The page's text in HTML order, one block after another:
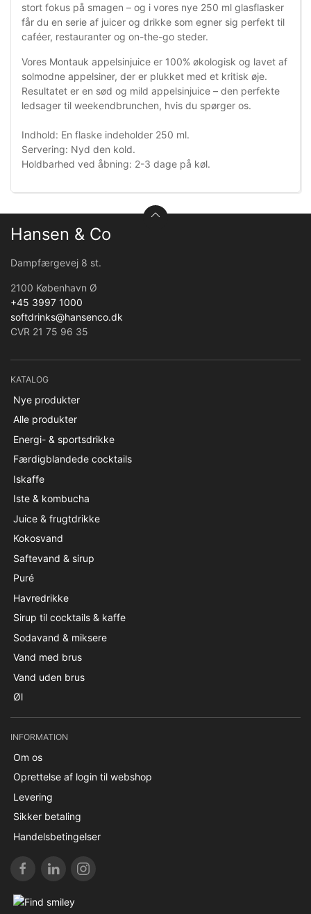
stort fokus på smagen – og i vores nye 250 ml glasflasker
får du en serie af juicer og drikke som egner sig perfekt til
caféer, restauranter og on-the-go steder.
Vores Montauk appelsinjuice er 100% økologisk og lavet af
solmodne appelsiner, der er plukket med et kritisk øje.
Resultatet er en sød og mild appelsinjuice – den perfekte
ledsager til weekendbrunchen, hvis du spørger os.
Indhold: En flaske indeholder 250 ml.
Servering: Nyd den kold.
Holdbarhed ved åbning: 2-3 dage på køl.
Hansen & Co
Dampfærgevej 8 st.
2100 København Ø
+45 3997 1000
softdrinks@hansenco.dk
CVR 21 75 96 35
KATALOG
Nye produkter
Alle produkter
Energi- & sportsdrikke
Færdigblandede cocktails
Iskaffe
Iste & kombucha
Juice & frugtdrikke
Kokosvand
Saftevand & sirup
Puré
Havredrikke
Sirup til cocktails & kaffe
Sodavand & miksere
Vand med brus
Vand uden brus
Øl
INFORMATION
Om os
Oprettelse af login til webshop
Levering
Sikker betaling
Handelsbetingelser